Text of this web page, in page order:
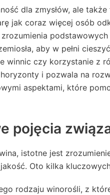
dla zmysłów, ale
jak coraz więcej osób
aby w pełni
winnic czy korzystanie z
i pozwala na
aspektami, które
pojęcia
istotne jest
Oto kilka
rodzaju winorośli, z